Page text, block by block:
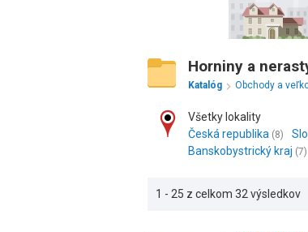
Horniny a
Katalóg
Obchody a
Všetky lokality
Česká republika (8)
Banskobystrický kraj (7)
1 - 25 z celkom 32 výsledkov